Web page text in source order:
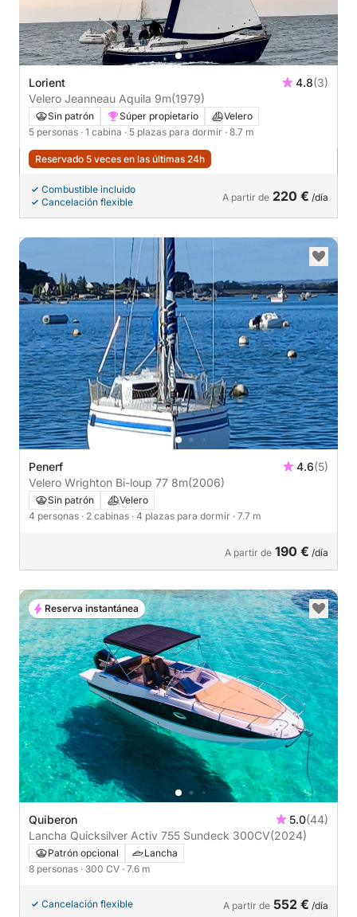
Lorient 4.8(3)
Velero Jeanneau Aquila 9m(1979)
Sin patrón Súper propietario
Velero
5 personas · 1 cabina · 5 plazas para dormir · 8.7 m
Reservado 5 veces en las últimas 24h
Combustible incluido
Cancelación flexible
A partir de 220 € /día
Penerf 4.6(5)
Velero Wrighton Bi-loup 77 8m(2006)
Sin patrón
Velero
4 personas · 2 cabinas · 4 plazas para dormir · 7.7 m
A partir de 190 € /día
Quiberon 5.0(44)
Lancha Quicksilver Activ 755 Sundeck 300CV(2024)
Patrón opcional
Lancha
8 personas · 300 CV · 7.6 m
Cancelación flexible A partir de 552 € /día
Reserva instantánea